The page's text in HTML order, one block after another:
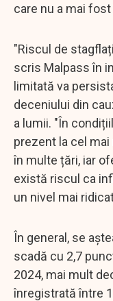
care nu a mai
"Riscul de
scris Malpass în
limitată va
deceniului din
a lumii. "În
prezent la cel
în multe țări, iar
există riscul ca
un nivel mai
În general, se
scadă cu 2,7
2024, mai mult
înregistrată între